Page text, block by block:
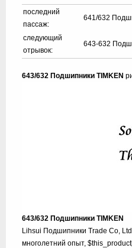
последний
пассаж:
641/632
следующий
отрывок:
643-632
643/632 Подшипники TIMKEN
643/632 Подшипники TIMKEN
Lihsui Подшипники Trade Co,
многолетний опыт,